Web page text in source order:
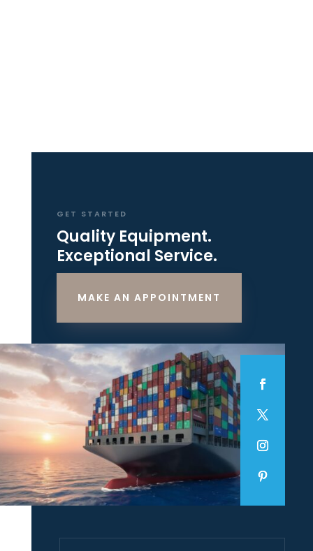
GET STARTED
Quality Equipment.
Exceptional Service.
MAKE AN APPOINTMENT